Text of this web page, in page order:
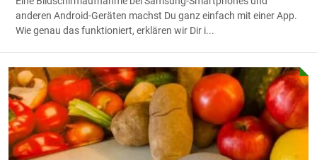
anderen Android-Geräten machst Du ganz einfach mit einer App.
Wie genau das funktioniert, erklären wir Dir i...